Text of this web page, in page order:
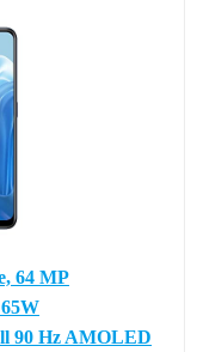
64 MP
90 Hz AMOLED